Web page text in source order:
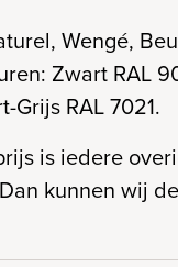
Wengé,
Zwart RAL
Grijs RAL 7021.
is iedere
kunnen wij